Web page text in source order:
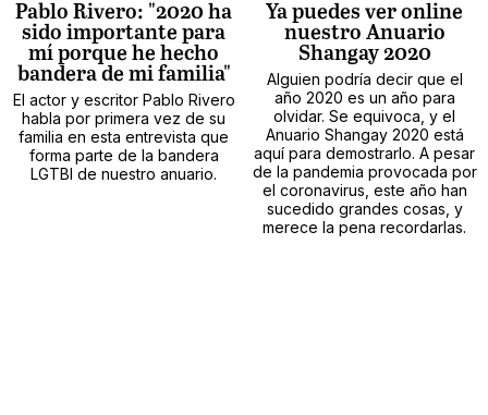
Pablo Rivero: "2020 ha
sido importante para
mí porque he hecho
bandera de mi familia"
El actor y escritor Pablo Rivero
habla por primera vez de su
familia en esta entrevista que
forma parte de la bandera
LGTBI de nuestro anuario.
Ya puedes ver online
nuestro Anuario
Shangay 2020
Alguien podría decir que el
año 2020 es un año para
olvidar. Se equivoca, y el
Anuario Shangay 2020 está
aquí para demostrarlo. A pesar
de la pandemia provocada por
el coronavirus, este año han
sucedido grandes cosas, y
merece la pena recordarlas.